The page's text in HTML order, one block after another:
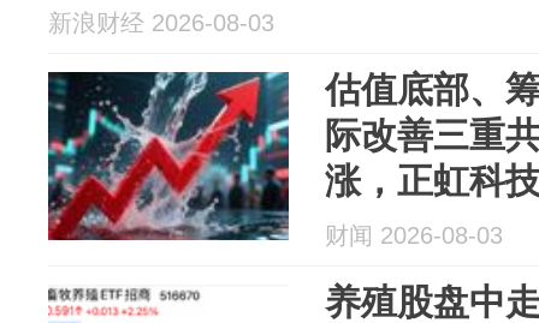
新浪财经 2026-08-03
估值底部、
际改善三重
涨，正虹科
财闻 2026-08-03
养殖股盘中